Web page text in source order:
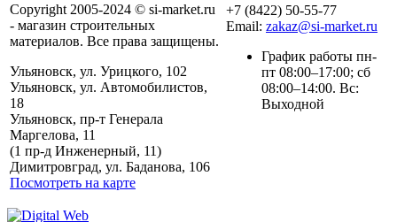
Copyright 2005-2024 © si-market.ru
- магазин строительных
материалов. Все права защищены.
Ульяновск, ул. Урицкого, 102
Ульяновск, ул. Автомобилистов,
18
Ульяновск, пр-т Генерала
Маргелова, 11
(1 пр-д Инженерный, 11)
Димитровград, ул. Баданова, 106
Посмотреть на карте
+7 (8422) 50-55-77
Email: zakaz@si-market.ru
График работы пн-
пт 08:00–17:00; сб
08:00–14:00. Вс:
Выходной